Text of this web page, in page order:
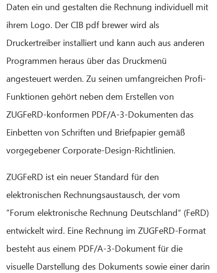
Daten ein und gestalten die Rechnung individuell mit
ihrem Logo. Der CIB pdf brewer wird als
Druckertreiber installiert und kann auch aus anderen
Programmen heraus über das Druckmenü
angesteuert werden. Zu seinen umfangreichen Profi-
Funktionen gehört neben dem Erstellen von
ZUGFeRD-konformen PDF/A-3-Dokumenten das
Einbetten von Schriften und Briefpapier gemäß
vorgegebener Corporate-Design-Richtlinien.
ZUGFeRD ist ein neuer Standard für den
elektronischen Rechnungsaustausch, der vom
”Forum elektronische Rechnung Deutschland“ (FeRD)
entwickelt wird. Eine Rechnung im ZUGFeRD-Format
besteht aus einem PDF/A-3-Dokument für die
visuelle Darstellung des Dokuments sowie einer darin